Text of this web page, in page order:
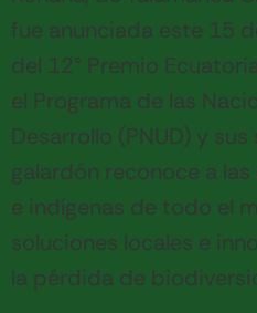
fue anunciada este 15
del 12° Premio
el Programa de las
Desarrollo (PNUD) y
galardón reconoce a
e indígenas de todo el
soluciones locales e
la pérdida de